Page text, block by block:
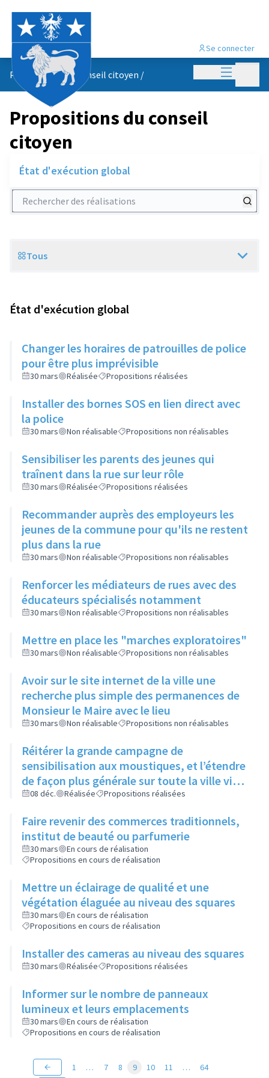
Menu
Se connecter
Propositions du conseil citoyen /
Propositions du conseil
citoyen
État d'exécution global
Rechercher des réalisations
Scope
Tous
État d'exécution global
Changer les horaires de patrouilles de police
pour être plus imprévisible
30 mars Réalisée Propositions réalisées
Installer des bornes SOS en lien direct avec
la police
30 mars Non réalisable Propositions non réalisables
Sensibiliser les parents des jeunes qui
traînent dans la rue sur leur rôle
30 mars Réalisée Propositions réalisées
Recommander auprès des employeurs les
jeunes de la commune pour qu'ils ne restent
plus dans la rue
30 mars Non réalisable Propositions non réalisables
Renforcer les médiateurs de rues avec des
éducateurs spécialisés notamment
30 mars Non réalisable Propositions non réalisables
Mettre en place les "marches exploratoires"
30 mars Non réalisable Propositions non réalisables
Avoir sur le site internet de la ville une
recherche plus simple des permanences de
Monsieur le Maire avec le lieu
30 mars Non réalisable Propositions non réalisables
Réitérer la grande campagne de
sensibilisation aux moustiques, et l’étendre
de façon plus générale sur toute la ville via
ses réseaux sociaux et canaux de diffusion
08 déc. Réalisée Propositions réalisées
Faire revenir des commerces traditionnels,
institut de beauté ou parfumerie
30 mars
En cours de réalisation
Propositions en cours de réalisation
Mettre un éclairage de qualité et une
végétation élaguée au niveau des squares
30 mars
En cours de réalisation
Propositions en cours de réalisation
Installer des cameras au niveau des squares
30 mars Réalisée Propositions réalisées
Informer sur le nombre de panneaux
lumineux et leurs emplacements
30 mars
En cours de réalisation
Propositions en cours de réalisation
1 … 7 8 9 10 11 … 64